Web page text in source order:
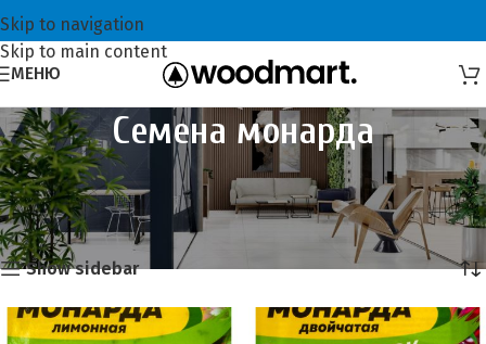
Skip to navigation
Skip to main content
МЕНЮ
Семена монарда
Главная Семена и сидераты
Семена цветов
Семена монарда
Showing all 2 results
Show sidebar